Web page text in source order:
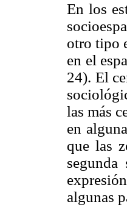
En los
otro tipo
en el
24). El
las más
en
que las
algunas